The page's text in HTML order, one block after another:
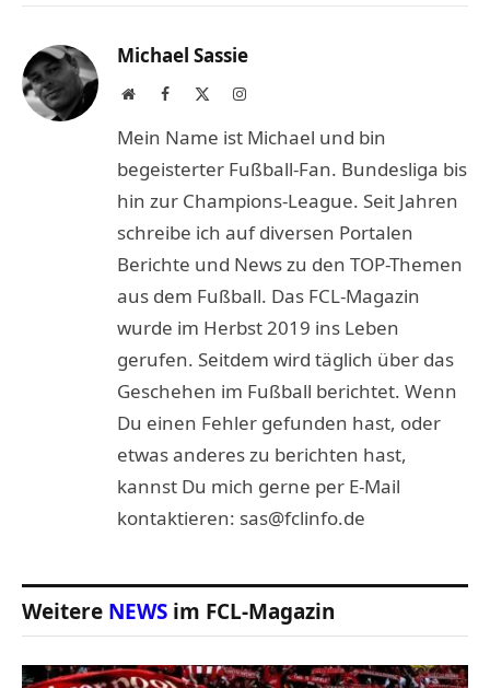
Michael Sassie
WebsiteFacebook Instagram
Mein Name ist Michael und bin
begeisterter Fußball-Fan. Bundesliga bis
hin zur Champions-League. Seit Jahren
schreibe ich auf diversen Portalen
Berichte und News zu den TOP-Themen
aus dem Fußball. Das FCL-Magazin
wurde im Herbst 2019 ins Leben
gerufen. Seitdem wird täglich über das
Geschehen im Fußball berichtet. Wenn
Du einen Fehler gefunden hast, oder
etwas anderes zu berichten hast,
kannst Du mich gerne per E-Mail
kontaktieren: sas@fclinfo.de
Weitere NEWS im FCL-Magazin